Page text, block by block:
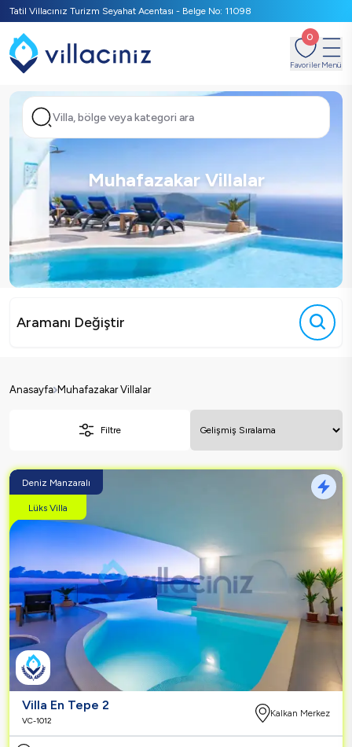
Tatil Villacınız Turizm Seyahat Acentası - Belge No: 11098
0
FavorilerMenü
Villa, bölge veya kategori ara
Muhafazakar Villalar
Aramanı Değiştir
Anasayfa Muhafazakar Villalar
Filtre
Deniz Manzaralı
Lüks Villa
Villa En Tepe 2
VC-1012
Kalkan Merkez